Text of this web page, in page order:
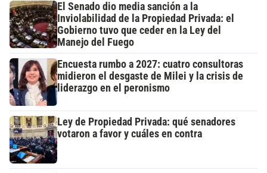
El Senado dio media sanción a la
Inviolabilidad de la Propiedad Privada: el
Gobierno tuvo que ceder en la Ley del
Manejo del Fuego
Encuesta rumbo a 2027: cuatro consultoras
midieron el desgaste de Milei y la crisis de
liderazgo en el peronismo
Ley de Propiedad Privada: qué senadores
votaron a favor y cuáles en contra